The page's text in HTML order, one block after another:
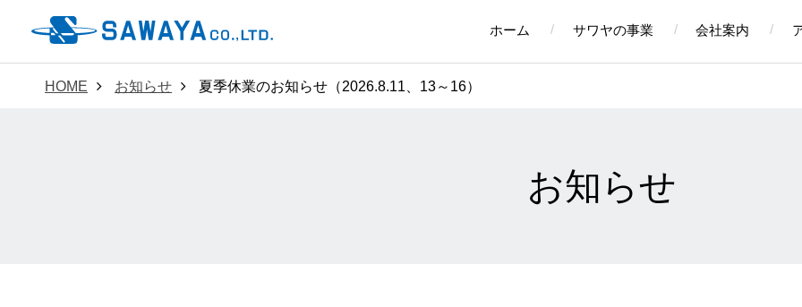
ホーム サワヤの事業 会社案内
HOME お知らせ 夏季休業のお知らせ（2026.8.11、13～16）
お知らせ